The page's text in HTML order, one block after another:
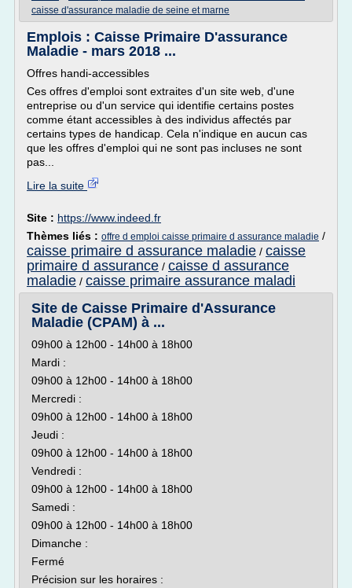
caisse d'assurance maladie de seine et marne
Emplois : Caisse Primaire D'assurance
Maladie - mars 2018 ...
Offres handi-accessibles
Ces offres d'emploi sont extraites d'un site web, d'une
entreprise ou d'un service qui identifie certains postes
comme étant accessibles à des individus affectés par
certains types de handicap. Cela n'indique en aucun cas
que les offres d'emploi qui ne sont pas incluses ne sont
pas...
Lire la suite
Site : https://www.indeed.fr
Thèmes liés : offre d emploi caisse primaire d assurance maladie /
caisse primaire d assurance maladie / caisse
primaire d assurance / caisse d assurance
maladie / caisse primaire assurance maladi
Site de Caisse Primaire d'Assurance
Maladie (CPAM) à ...
09h00 à 12h00 - 14h00 à 18h00
Mardi :
09h00 à 12h00 - 14h00 à 18h00
Mercredi :
09h00 à 12h00 - 14h00 à 18h00
Jeudi :
09h00 à 12h00 - 14h00 à 18h00
Vendredi :
09h00 à 12h00 - 14h00 à 18h00
Samedi :
09h00 à 12h00 - 14h00 à 18h00
Dimanche :
Fermé
Précision sur les horaires :